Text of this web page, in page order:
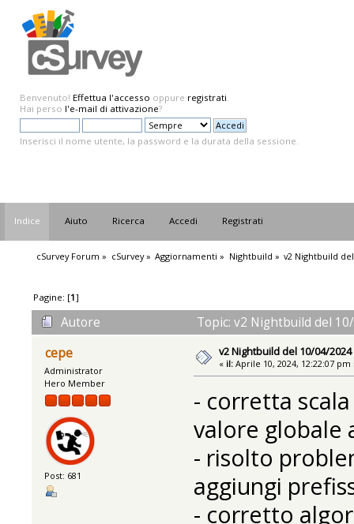
Benvenuto! Effettua l'accesso oppure registrati.
Hai perso l'e-mail di attivazione?
Inserisci il nome utente, la password e la durata della sessione.
Indice Aiuto Ricerca Accedi Registrati
cSurvey Forum » cSurvey» Aggiornamenti » Nightbuild » v2 Nightbuild
Pagine: [1]
Autore
Topic: v2 Nightbuild del
cepe
Administrator
Hero Member
Post: 681
v2 Nightbuild del 10/04/2024
« il: Aprile 10, 2024, 12:22:07 pm
- corretta
valore globale
- risolto
aggiungi
- corretto